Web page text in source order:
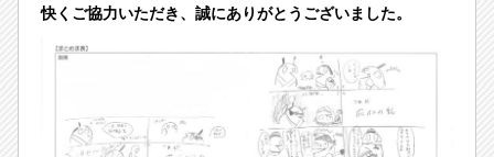
快くご協力いただき、誠にありがとうございました。